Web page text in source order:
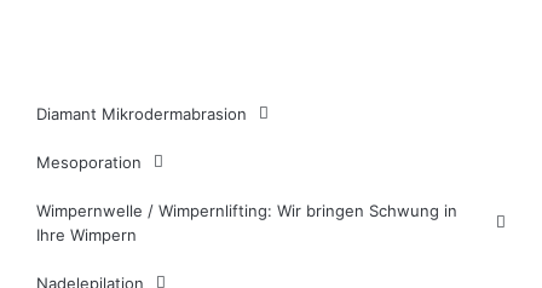
Diamant Mikrodermabrasion
Mesoporation
Wimpernwelle / Wimpernlifting: Wir bringen Schwung in
Ihre Wimpern​
Nadelepilation